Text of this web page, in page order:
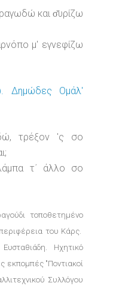
και σ̌υρίζω
μ' εγνεφίζω
Δημώδες Ομάλ'
τρέξον 'ς σο
τ΄ άλλο σο
τοποθετημένο
του Κάρς.
Ηχητικό
εκπομπές "Ποντιακοί
Συλλόγου